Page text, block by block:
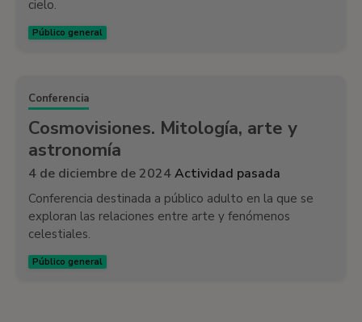
cielo.
Público general
Conferencia
Cosmovisiones. Mitología, arte y
astronomía
4 de diciembre de 2024Actividad pasada
Conferencia destinada a público adulto en la que se
exploran las relaciones entre arte y fenómenos
celestiales.
Público general